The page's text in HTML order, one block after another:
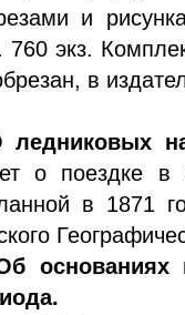
и
760 экз.
в
о поездке
в 1871
основаниях